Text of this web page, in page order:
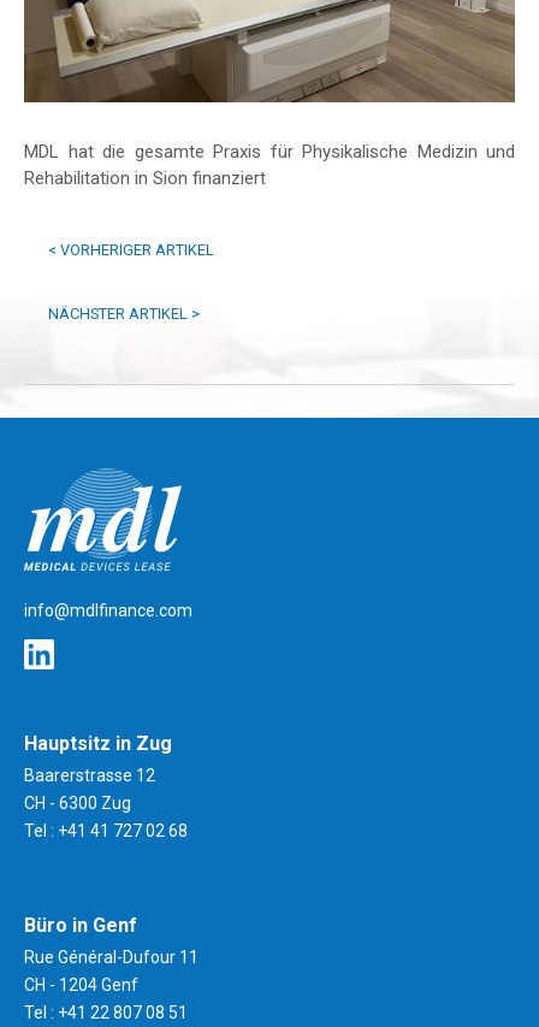
MDL hat die gesamte Praxis für Physikalische Medizin und
Rehabilitation in Sion finanziert
< VORHERIGER ARTIKEL
NÄCHSTER ARTIKEL >
info@mdlfinance.com
Hauptsitz in Zug
Baarerstrasse 12
CH - 6300 Zug
Tel : +41 41 727 02 68
Büro in Genf
Rue Général-Dufour 11
CH - 1204 Genf
Tel : +41 22 807 08 51